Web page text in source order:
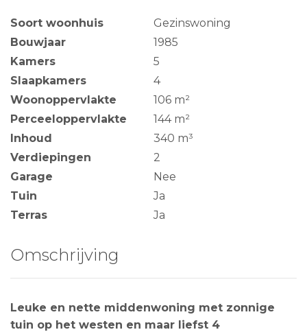
Soort woonhuis
Gezinswoning
Bouwjaar
1985
Kamers
5
Slaapkamers
4
Woonoppervlakte
106 m²
Perceeloppervlakte
144 m²
Inhoud
340 m³
Verdiepingen
2
Garage
Nee
Tuin
Ja
Terras
Ja
Omschrijving
Leuke en nette middenwoning met zonnige
tuin op het westen en maar liefst 4